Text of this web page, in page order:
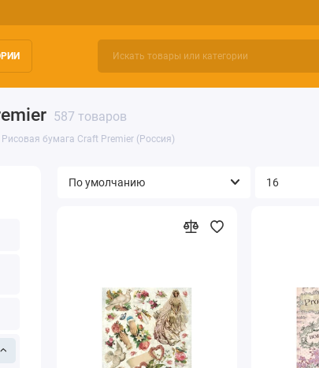
587 товаров
Рисовая бумага Craft Premier (Россия)